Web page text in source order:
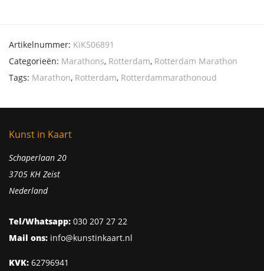
Artikelnummer: KiK506891
Categorieën: Marathons, Rotterdam, Rotterdam Marathon
Tags: Marathon, Rotterdam, Rotterdammarathonoud
Kunst in Kaart
Schaperlaan 20
3705 KH Zeist
Nederland
Tel/Whatsapp: 030 207 27 22
Mail ons: info@kunstinkaart.nl
KVK: 62796941